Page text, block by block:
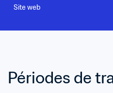
Site web
Périodes de